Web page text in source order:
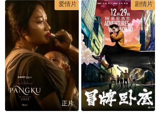
爱情片
正片
剧情片